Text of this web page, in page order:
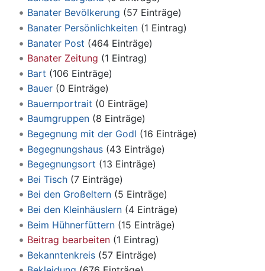
Banater Bevölkerung ‏‎ (57 Einträge)
Banater Persönlichkeiten‏‎ (1 Eintrag)
Banater Post ‏‎ (464 Einträge)
Banater Zeitung ‏‎ (1 Eintrag)
Bart ‏‎ (106 Einträge)
Bauer‏‎ (0 Einträge)
Bauernportrait ‏‎ (0 Einträge)
Baumgruppen‏‎ (8 Einträge)
Begegnung mit der Godl ‏‎ (16 Einträge)
Begegnungshaus‏‎ (43 Einträge)
Begegnungsort ‏‎ (13 Einträge)
Bei Tisch‏‎ (7 Einträge)
Bei den Großeltern‏‎ (5 Einträge)
Bei den Kleinhäuslern‏‎ (4 Einträge)
Beim Hühnerfüttern‏‎ (15 Einträge)
Beitrag bearbeiten‏‎ (1 Eintrag)
Bekanntenkreis‏‎ (57 Einträge)